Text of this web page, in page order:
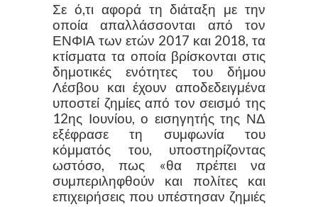
Σε ό,τι αφορά τη διάταξη με την
οποία απαλλάσσονται από τον
ΕΝΦΙΑ των ετών 2017 και 2018, τα
κτίσματα τα οποία βρίσκονται στις
δημοτικές ενότητες του δήμου
Λέσβου και έχουν αποδεδειγμένα
υποστεί ζημίες από τον σεισμό της
12ης Ιουνίου, ο εισηγητής της ΝΔ
εξέφρασε τη συμφωνία του
κόμματός του, υποστηρίζοντας
ωστόσο, πως «θα πρέπει να
συμπεριληφθούν και πολίτες και
επιχειρήσεις που υπέστησαν ζημιές